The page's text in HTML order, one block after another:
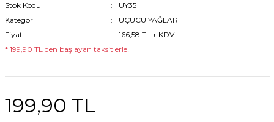
Stok Kodu
UY35
Kategori
UÇUCU YAĞLAR
Fiyat
166,58 TL + KDV
* 199,90 TL den başlayan taksitlerle!
199,90 TL